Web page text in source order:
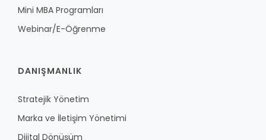
Mini MBA Programları
Webinar/E-Öğrenme
DANIŞMANLIK
Stratejik Yönetim
Marka ve İletişim Yönetimi
Dijital Dönüşüm